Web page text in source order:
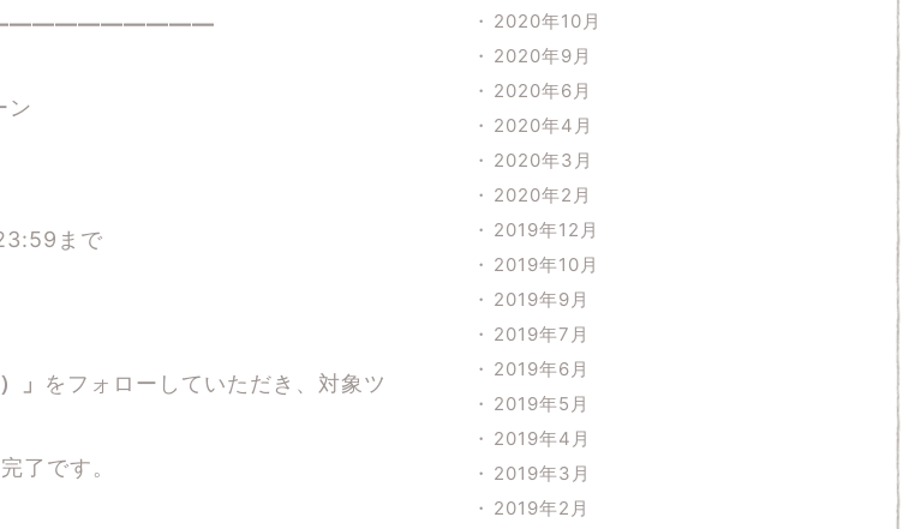
ン
まで
」 をフォローしていただき、対象ツ
了です。
2020年10月
2020年9月
2020年6月
2020年4月
2020年3月
2020年2月
2019年12月
2019年10月
2019年9月
2019年7月
2019年6月
2019年5月
2019年4月
2019年3月
2019年2月